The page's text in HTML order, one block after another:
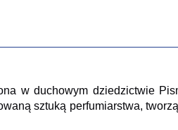
w duchowym dziedzictwie
sztuką perfumiarstwa,